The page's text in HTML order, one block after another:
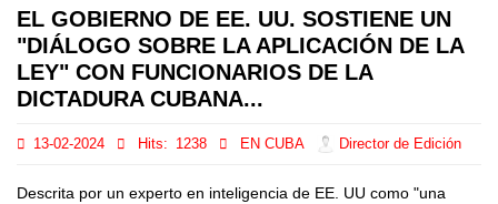
EL GOBIERNO DE EE. UU. SOSTIENE UN
"DIÁLOGO SOBRE LA APLICACIÓN DE LA
LEY" CON FUNCIONARIOS DE LA
DICTADURA CUBANA...
13-02-2024 Hits: 1238 EN CUBA Director de Edición
Descrita por un experto en inteligencia de EE. UU como "una